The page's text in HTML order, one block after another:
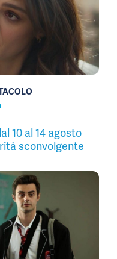
10 al 14 agosto
sconvolgente